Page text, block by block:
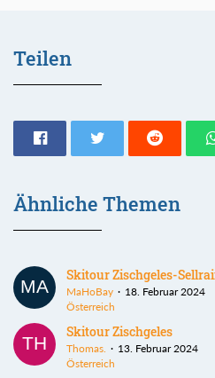
Teilen
Ähnliche Themen
Skitour Zischgeles-
MaHoBay
18. Februar 2024
Österreich
Skitour Zischgeles
Thomas.
13. Februar 2024
Österreich